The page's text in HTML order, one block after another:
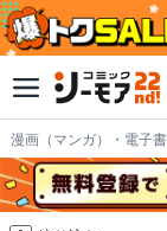
漫画（マンガ）・電子